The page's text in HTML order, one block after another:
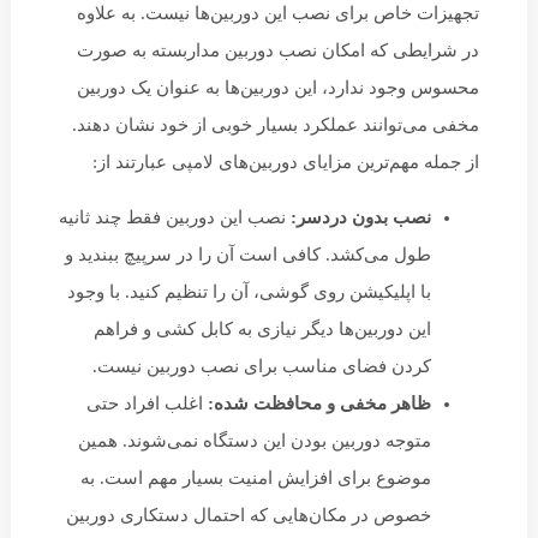
تجهیزات خاص برای نصب این دوربین‌ها نیست. به علاوه
در شرایطی که امکان نصب دوربین مداربسته به صورت
محسوس وجود ندارد، این دوربین‌ها به عنوان یک دوربین
مخفی می‌توانند عملکرد بسیار خوبی از خود نشان دهند.
از جمله مهم‌ترین مزایای دوربین‌های لامپی عبارتند از:
نصب بدون دردسر : نصب این دوربین فقط چند ثانیه
طول می‌کشد. کافی است آن را در سرپیچ ببندید و
با اپلیکیشن روی گوشی، آن را تنظیم کنید. با وجود
این دوربین‌ها دیگر نیازی به کابل کشی و فراهم
کردن فضای مناسب برای نصب دوربین نیست.
ظاهر مخفی و محافظت شده: اغلب افراد حتی
متوجه دوربین بودن این دستگاه نمی‌شوند. همین
موضوع برای افزایش امنیت بسیار مهم است. به
خصوص در مکان‌هایی که احتمال دستکاری دوربین